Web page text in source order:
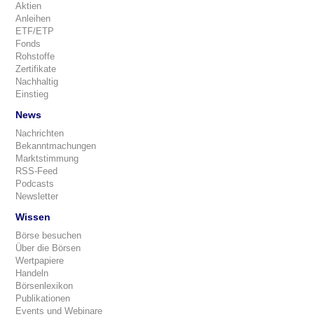
Aktien
Anleihen
ETF/ETP
Fonds
Rohstoffe
Zertifikate
Nachhaltig
Einstieg
News
Nachrichten
Bekanntmachungen
Marktstimmung
RSS-Feed
Podcasts
Newsletter
Wissen
Börse besuchen
Über die Börsen
Wertpapiere
Handeln
Börsenlexikon
Publikationen
Events und Webinare